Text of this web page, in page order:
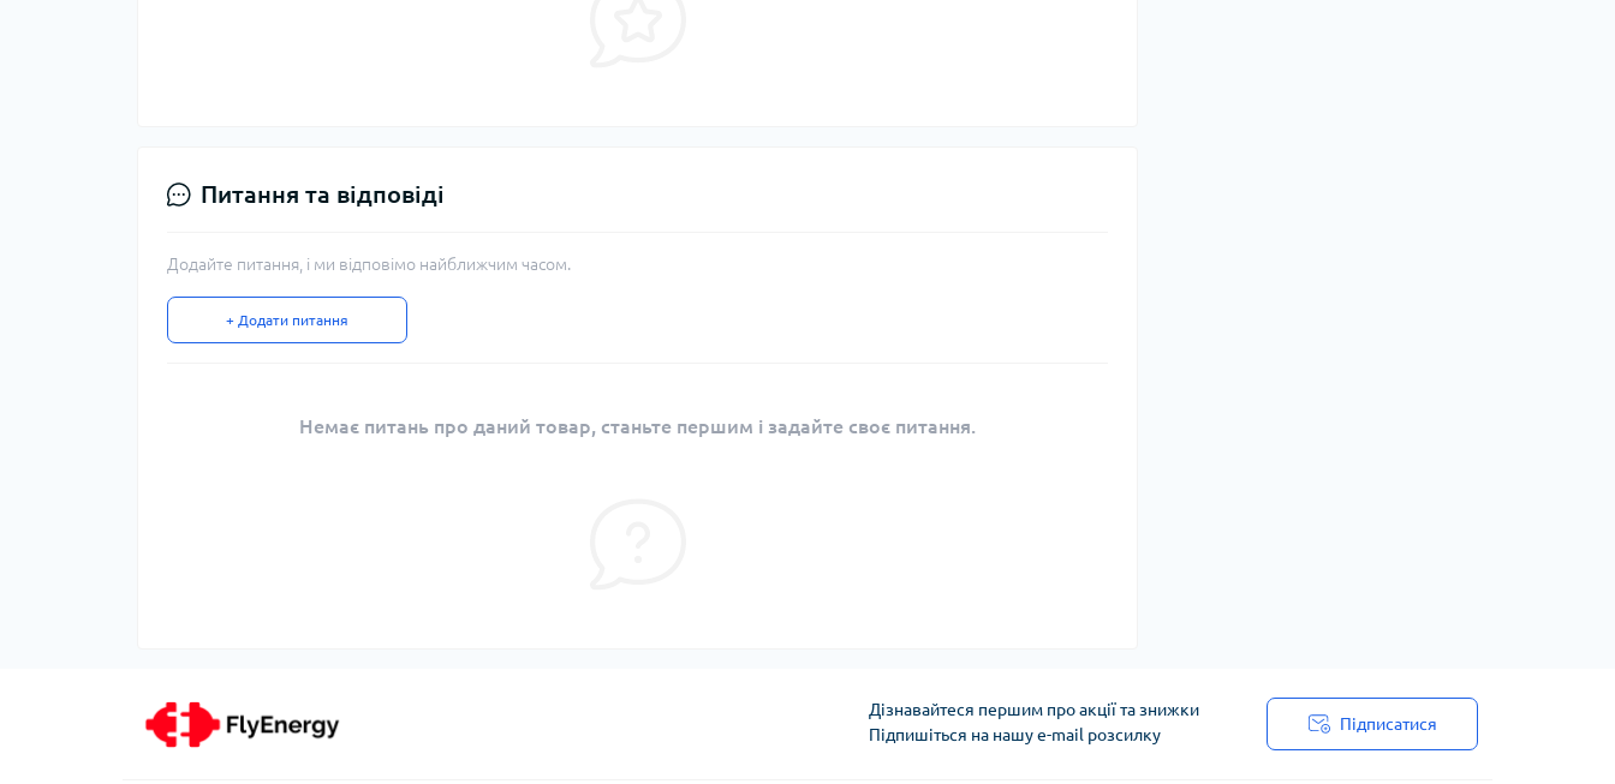
Питання та відповіді
Додайте питання, і ми відповімо найближчим часом.
+ Додати питання
Немає питань про даний товар, станьте першим і задайте своє питання.
Дізнавайтеся першим про акції та знижки
Підпишіться на нашу e-mail розсилку
Підписатися